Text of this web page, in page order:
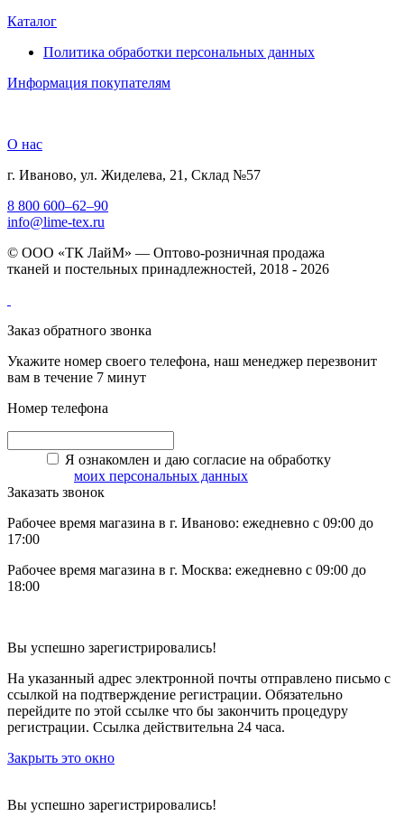
Каталог
Политика обработки персональных данных
Информация покупателям
О нас
г. Иваново, ул. Жиделева, 21, Склад №57
8 800 600–62–90
info@lime-tex.ru
© ООО «ТК ЛайМ» — Оптово-розничная продажа
тканей и постельных принадлежностей, 2018 - 2026
Заказ обратного звонка
Укажите номер своего телефона, наш менеджер перезвонит
вам в течение 7 минут
Номер телефона
Я ознакомлен и даю согласие на обработку
моих персональных данных
Заказать звонок
Рабочее время магазина в г. Иваново: ежедневно с 09:00 до
17:00
Рабочее время магазина в г. Москва: ежедневно с 09:00 до
18:00
Вы успешно зарегистрировались!
На указанный адрес электронной почты отправлено письмо с
ссылкой на подтверждение регистрации. Обязательно
перейдите по этой ссылке что бы закончить процедуру
регистрации. Ссылка действительна 24 часа.
Закрыть это окно
Вы успешно зарегистрировались!